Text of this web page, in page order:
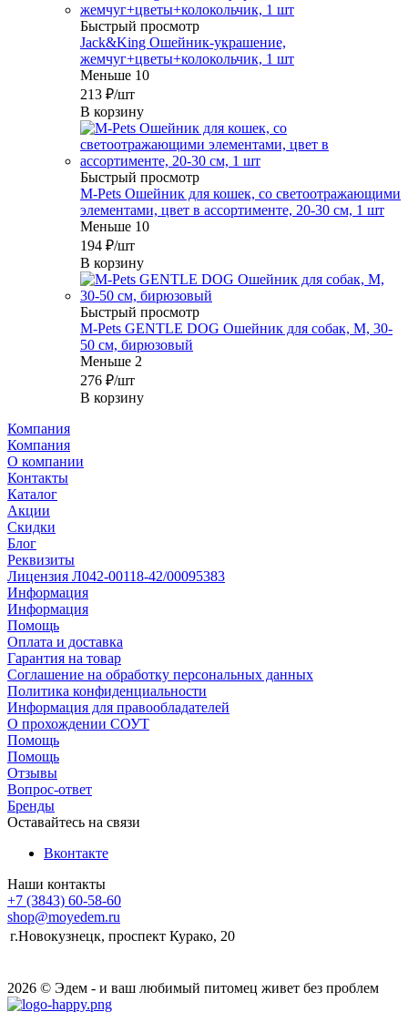
Быстрый просмотр
Jack&King Ошейник-украшение,
жемчуг+цветы+колокольчик, 1 шт
Меньше 10
213 ₽/шт
В корзину
Быстрый просмотр
M-Pets Ошейник для кошек, со светоотражающими
элементами, цвет в ассортименте, 20-30 см, 1 шт
Меньше 10
194 ₽/шт
В корзину
Быстрый просмотр
M-Pets GENTLE DOG Ошейник для собак, M, 30-
50 см, бирюзовый
Меньше 2
276 ₽/шт
В корзину
Компания
Компания
О компании
Контакты
Каталог
Акции
Скидки
Блог
Реквизиты
Лицензия Л042-00118-42/00095383
Информация
Информация
Помощь
Оплата и доставка
Гарантия на товар
Соглашение на обработку персональных данных
Политика конфиденциальности
Информация для правообладателей
О прохождении СОУТ
Помощь
Помощь
Отзывы
Вопрос-ответ
Бренды
Оставайтесь на связи
Вконтакте
Наши контакты
+7 (3843) 60-58-60
shop@moyedem.ru
г.Новокузнецк, проспект Курако, 20
2026 © Эдем - и ваш любимый питомец живет без проблем